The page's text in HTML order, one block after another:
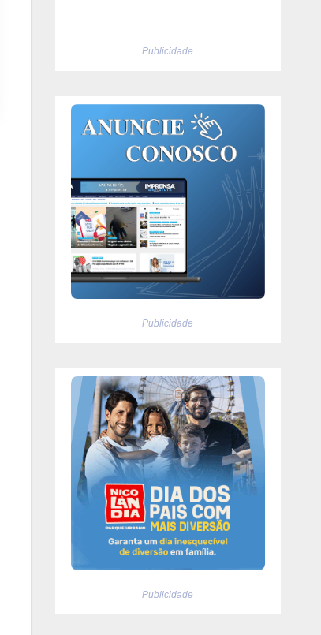
Publicidade
Publicidade
Publicidade